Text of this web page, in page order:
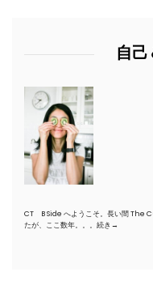
自
CT B Side へようこそ。長い間 The
たが、ここ数年。。。 続き→